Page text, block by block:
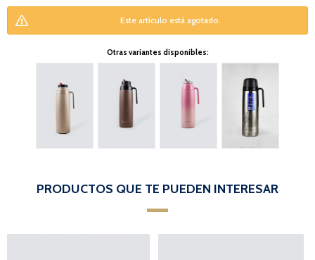
Este artículo está agotado.
Otras variantes disponibles:
PRODUCTOS QUE TE PUEDEN INTERESAR